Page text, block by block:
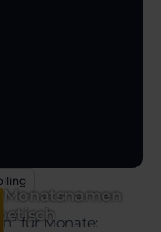
für Monate: